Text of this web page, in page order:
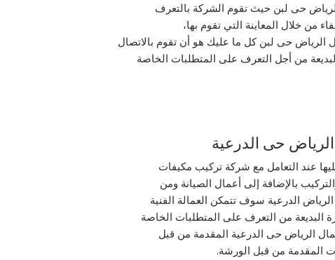
حى لبن حيث تقوم الشركة بالتعرف
خلال المعاينة التي تقوم بها،
حى لبن كل ما عليك هو أن تقوم بالاتصال
من أجل التعرف على المتطلبات الخاصة
حى الدرعية
عند التعامل مع شركة تركيب مكيفات
بالإضافة إلى أعمال الصيانة ومن
الدرعية سوف تتمكن العمالة الفنية
من التعرف على المتطلبات الخاصة
الرياض حى الدرعية المقدمة من قبل
المقدمة من قبل الورشة.